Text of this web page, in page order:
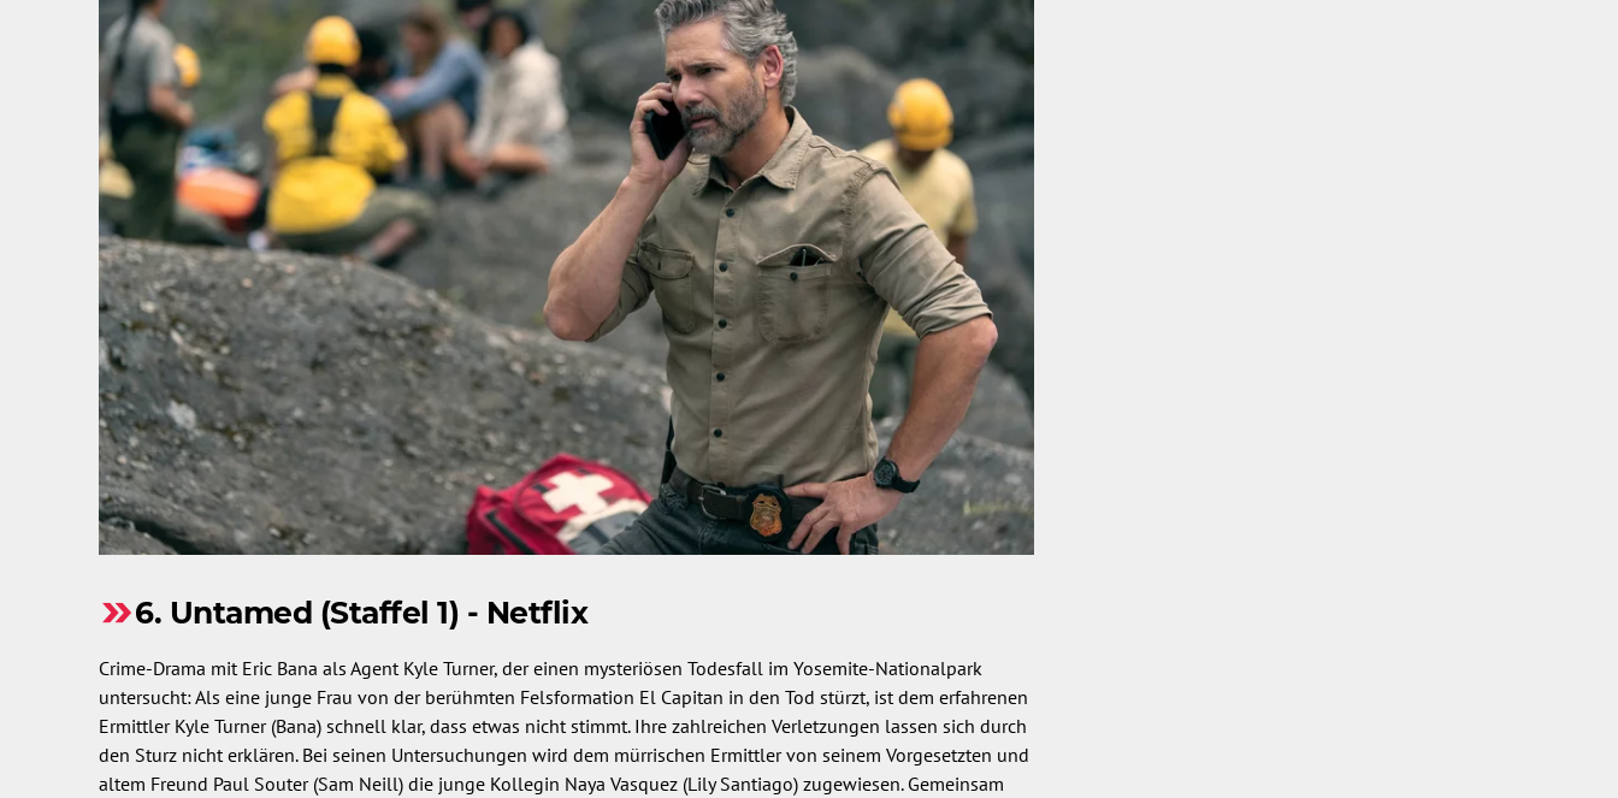
6. Untamed (Staffel 1) - Netflix
Crime-Drama mit Eric Bana als Agent Kyle Turner, der einen mysteriösen Todesfall im Yosemite-Nationalpark
untersucht: Als eine junge Frau von der berühmten Felsformation El Capitan in den Tod stürzt, ist dem erfahrenen
Ermittler Kyle Turner (Bana) schnell klar, dass etwas nicht stimmt. Ihre zahlreichen Verletzungen lassen sich durch
den Sturz nicht erklären. Bei seinen Untersuchungen wird dem mürrischen Ermittler von seinem Vorgesetzten und
altem Freund Paul Souter (Sam Neill) die junge Kollegin Naya Vasquez (Lily Santiago) zugewiesen. Gemeinsam